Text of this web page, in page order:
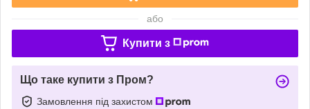
або
Купити з
Що таке купити з Пром?
Замовлення під захистом